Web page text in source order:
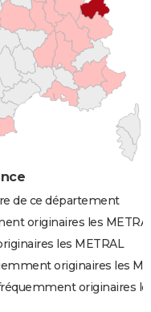
de ce département
originaires les
les METRAL
originaires les
originaires